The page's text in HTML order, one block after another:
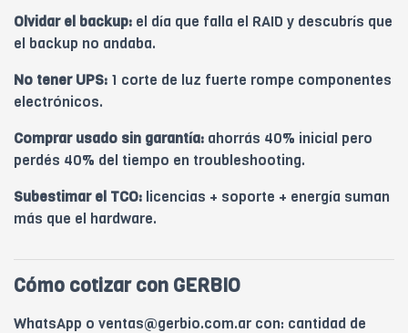
Olvidar el backup: el día que falla el RAID y descubrís que
el backup no andaba.
No tener UPS: 1 corte de luz fuerte rompe componentes
electrónicos.
Comprar usado sin garantía: ahorrás 40% inicial pero
perdés 40% del tiempo en troubleshooting.
Subestimar el TCO: licencias + soporte + energía suman
más que el hardware.
Cómo cotizar con GERBIO
WhatsApp o ventas@gerbio.com.ar con: cantidad de